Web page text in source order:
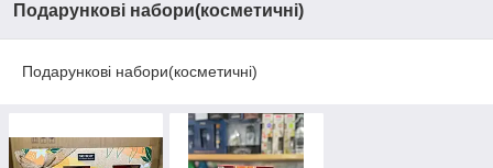
Подарункові набори(косметичні)
Подарункові набори(косметичні)